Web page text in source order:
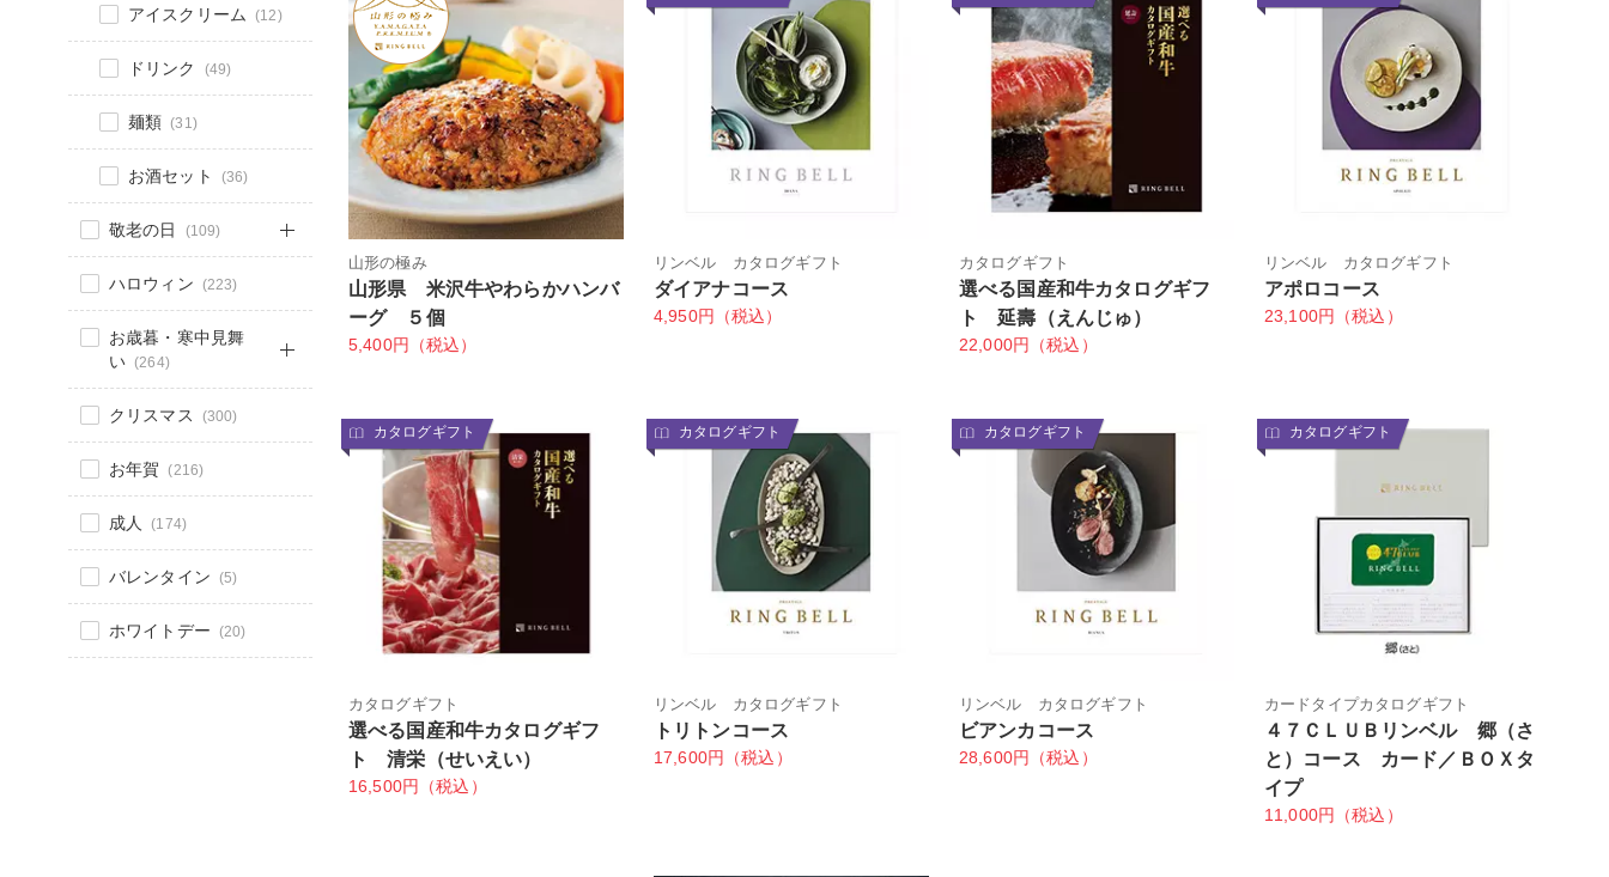
アイスクリーム (12)
ドリンク (49)
麺類 (31)
お酒セット (36)
敬老の日 (109)
ハロウィン (223)
お歳暮・寒中見舞
い (264)
クリスマス (300)
お年賀 (216)
成人 (174)
バレンタイン (5)
ホワイトデー (20)
山形の極み
山形県 米沢牛やわらかハンバ
ーグ ５個
5,400円（税込）
リンベル カタログギフト
ダイアナコース
4,950円（税込）
カタログギフト
選べる国産和牛カタログギフ
ト 延壽（えんじゅ）
22,000円（税込）
リンベル カタログギフト
アポロコース
23,100円（税込）
カタログギフト
カタログギフト
選べる国産和牛カタログギフ
ト 清栄（せいえい）
16,500円（税込）
カタログギフト
リンベル カタログギフト
トリトンコース
17,600円（税込）
カタログギフト
リンベル カタログギフト
ビアンカコース
28,600円（税込）
カタログギフト
カードタイプカタログギフト
４７ＣＬＵＢリンベル 郷（さ
と）コース カード／ＢＯＸタ
イプ
11,000円（税込）